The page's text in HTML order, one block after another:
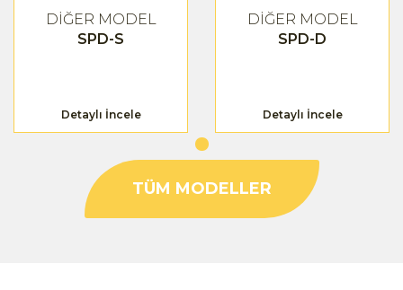
DİĞER MODEL
SPD-S
Detaylı İncele
DİĞER MODEL
SPD-D
Detaylı İncele
TÜM MODELLER